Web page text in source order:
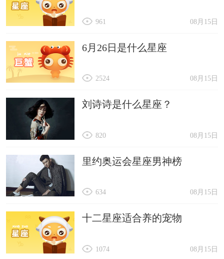
08月15日
961
6月26日是什么星座
08月15日
2524
刘诗诗是什么星座？
08月15日
820
里约奥运会星座男神榜
08月15日
634
十二星座适合养的宠物
08月15日
1074